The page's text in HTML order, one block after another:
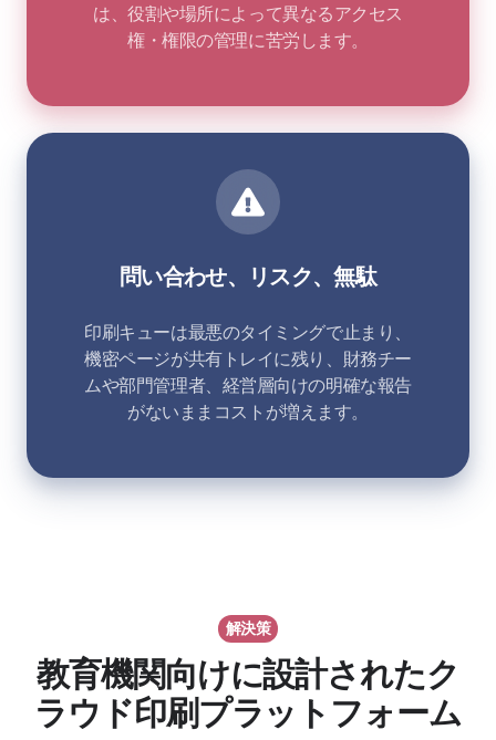
は、役割や場所によって異なるアクセス
権・権限の管理に苦労します。
問い合わせ、リスク、無駄
印刷キューは最悪のタイミングで止まり、
機密ページが共有トレイに残り、財務チー
ムや部門管理者、経営層向けの明確な報告
がないままコストが増えます。
解決策
教育機関向けに設計されたク
ラウド印刷プラットフォーム